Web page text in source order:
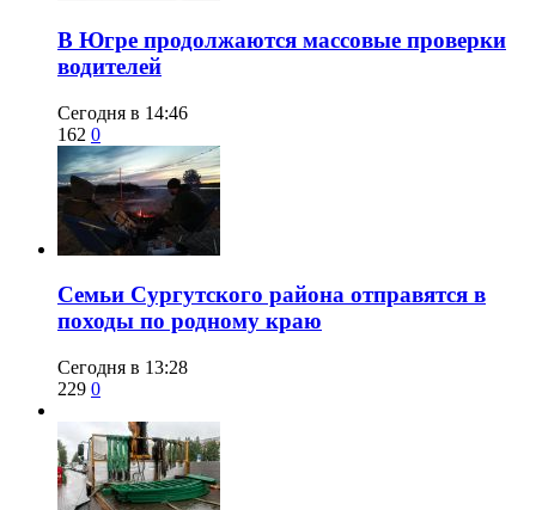
​В Югре продолжаются массовые проверки
водителей
Сегодня в 14:46
162 0
​Семьи Сургутского района отправятся в
походы по родному краю
Сегодня в 13:28
229 0